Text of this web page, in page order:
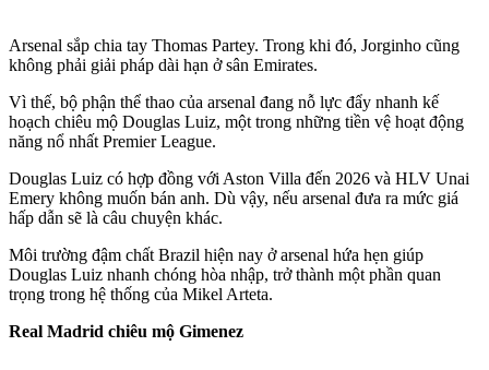
Arsenal sắp chia tay Thomas Partey. Trong khi đó, Jorginho cũng
không phải giải pháp dài hạn ở sân Emirates.
Vì thế, bộ phận thể thao của ars‌enal đang nỗ lực đẩy nhanh kế
hoạch chiêu mộ Douglas Luiz, một trong những tiền vệ hoạt động
năng nổ nhất Premier League.
Douglas Luiz có hợp đồng với Aston Villa đến 2026 và HLV Unai
Emery không muốn bán anh. Dù vậy, nếu ars‌enal đưa ra mức giá
hấp dẫn sẽ là câu chuyện khác.
Môi trường đậm chất Brazil hiện nay ở ars‌enal hứa hẹn giúp
Douglas Luiz nhanh chóng hòa nhập, trở thành một phần quan
trọng trong hệ thống của Mikel Arteta.
Real Madrid chiêu mộ Gimenez